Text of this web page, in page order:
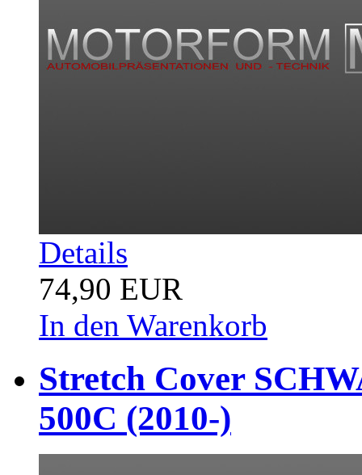
Details
74,90 EUR
In den Warenkorb
Stretch Cover
500C (2010-)